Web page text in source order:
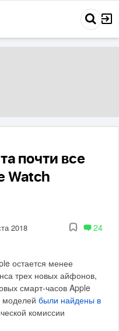
почти все
Watch
2018 24
остается менее
трех новых айфонов,
смарт-часов Apple
моделейбыли найдены в
комиссии